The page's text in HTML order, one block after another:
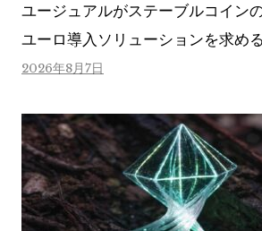
ユージュアルがステーブルコイン
ユーロ導入ソリューションを求める
2026年8月7日